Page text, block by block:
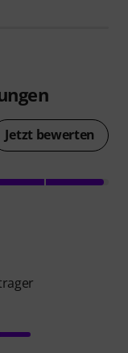
Jetzt bewerten